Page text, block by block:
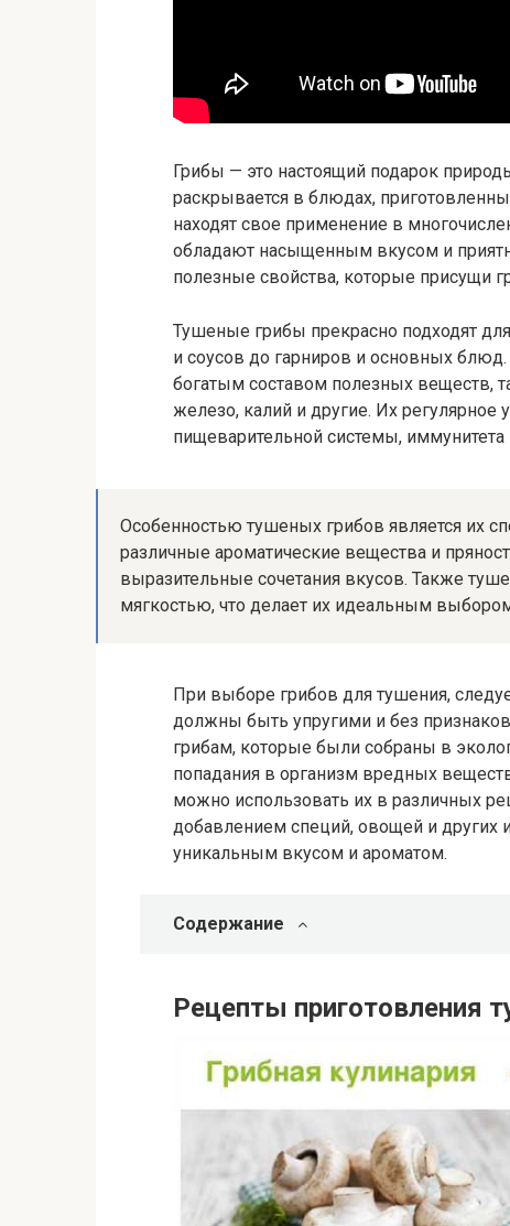
Грибы — это настоящий подарок
раскрывается в блюдах,
находят свое применение в
обладают насыщенным вкусом и
полезные свойства, которые присущи
Тушеные грибы прекрасно подходят
и соусов до гарниров и основных
богатым составом полезных веществ,
железо, калий и другие. Их
пищеварительной системы, иммунитета
Особенностью тушеных грибов является их
различные ароматические вещества и
выразительные сочетания вкусов. Также
мягкостью, что делает их идеальным
При выборе грибов для тушения,
должны быть упругими и без признаков
грибам, которые были собраны в
попадания в организм вредных
можно использовать их в различных
добавлением специй, овощей и других
уникальным вкусом и ароматом.
Содержание
Рецепты приготовления